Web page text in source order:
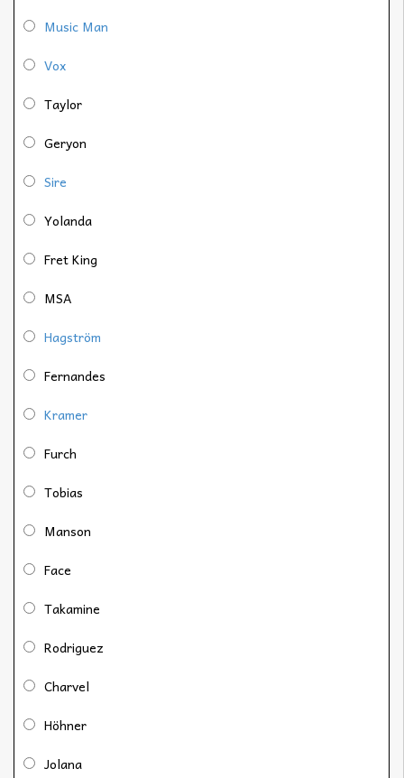
Music Man
Vox
Taylor
Geryon
Sire
Yolanda
Fret King
MSA
Hagström
Fernandes
Kramer
Furch
Tobias
Manson
Face
Takamine
Rodriguez
Charvel
Höhner
Jolana